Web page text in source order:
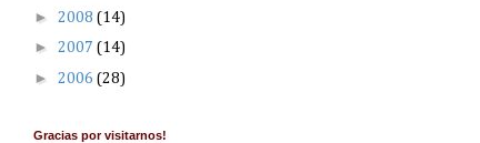
► 2008 (14)
► 2007 (14)
► 2006 (28)
Gracias por visitarnos!